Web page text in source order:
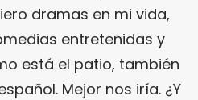
dramas en mi vida,
entretenidas y
está el patio, también
Mejor nos iría. ¿Y